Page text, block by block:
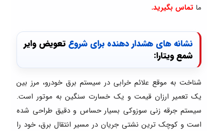
ماتماس بگیرید.
نشانه های هشدار دهنده برای شروعتعویض وایر
شمع ویتارا:
شناخت به موقع علائم خرابی در سیستم برق خودرو، مرز بین
یک تعمیر ارزان قیمت و یک خسارت سنگین به موتور است.
سیستم جرقه زنی سوزوکی بسیار حساس و دقیق طراحی شده
است و کوچک ترین نشتی جریان در مسیر انتقال برق، خود را